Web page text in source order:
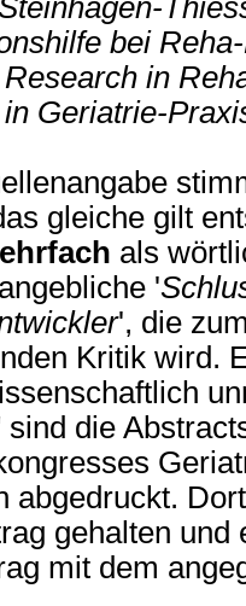
bei
in
Geriatrie-
gleiche gilt
als
'
', die
Kritik wird.
sind die
abgedruckt.
gehalten und
mit dem